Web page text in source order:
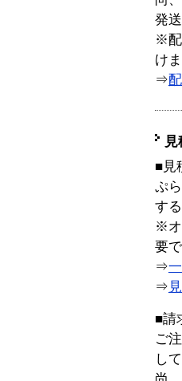
発
※配
け
⇒
■見
ぷ
す
※オ
要で
⇒
⇒
■請
ご
し